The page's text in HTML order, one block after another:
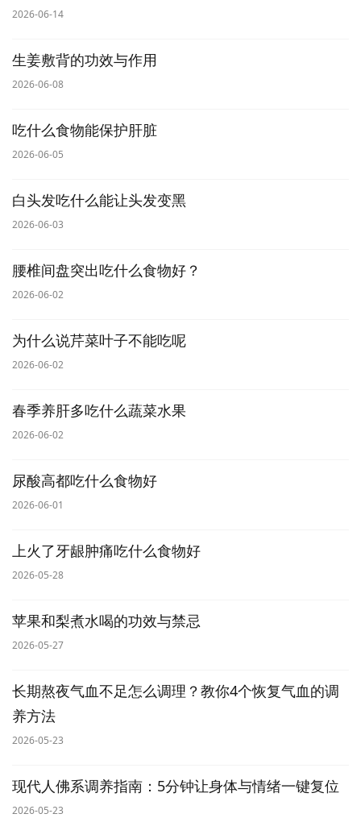
2026-06-14
生姜敷背的功效与作用
2026-06-08
吃什么食物能保护肝脏
2026-06-05
白头发吃什么能让头发变黑
2026-06-03
腰椎间盘突出吃什么食物好？
2026-06-02
为什么说芹菜叶子不能吃呢
2026-06-02
春季养肝多吃什么蔬菜水果
2026-06-02
尿酸高都吃什么食物好
2026-06-01
上火了牙龈肿痛吃什么食物好
2026-05-28
苹果和梨煮水喝的功效与禁忌
2026-05-27
长期熬夜气血不足怎么调理？教你4个恢复气血的调
养方法
2026-05-23
现代人佛系调养指南：5分钟让身体与情绪一键复位
2026-05-23